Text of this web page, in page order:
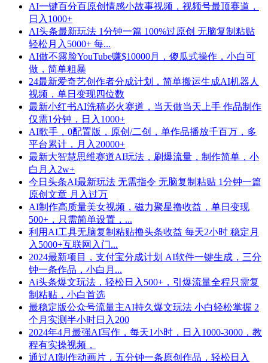
AI一键百分百原创情感小故事视频，视频号最顶赛道，
日入1000+
AI头条最新玩法 1分钟一篇 100%过原创 无脑复制粘贴
轻松月入5000+ 每...
AI做不露脸YouTube赚$10000月，傻瓜式操作，小白可
做，简单粗暴
24最新爱奇艺创作者分成计划，简单搬运生成AI机器人
视频，单日变现四位数
最新小红书AI洗稿必火赛道，当天做当天上手 作品制作
仅需1分钟，日入1000+
AI歌手，0配置版，原创/二创，单作品播放千百万，多
平台累计，月入20000+
最新大智慧思维赛道AI玩法，刷爆流量，制作简单，小
白月入2w+
今日头条AI最新玩法 无需指令 无脑复制粘贴 1分钟一篇
原创文章 月入过万
AI制作高质量美女视频，磁力聚星撸收益，单日变现
500+，只需简单设置，...
利用AI工具无脑复制粘贴撸头条收益 每天2小时 稳定月
入5000+互联网入门...
2024最新项目，支付宝分成计划 AI软件一键生成，三分
钟一条作品，小白月...
Ai头条爆文玩法，轻松日入500+，引爆流量全程只需复
制粘贴，小白首选
最稳定版公众号流量主AI持久爆文玩法 小白轻松掌握 2
个月实测半小时日入200
2024年4月最强AI写作，每天1小时，日入1000-3000，教
程有实操视频，
通过AI制作动画片，五分钟一条原创作品，轻松日入